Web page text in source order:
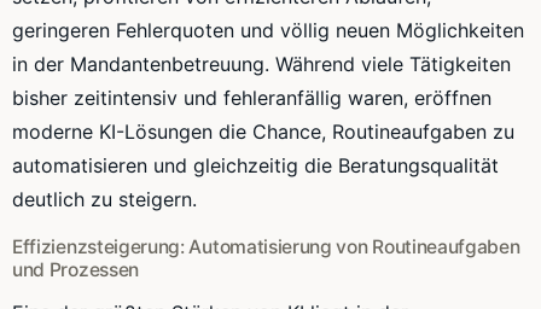
geringeren Fehlerquoten und völlig neuen Möglichkeiten
in der Mandantenbetreuung. Während viele Tätigkeiten
bisher zeitintensiv und fehleranfällig waren, eröffnen
moderne KI-Lösungen die Chance, Routineaufgaben zu
automatisieren und gleichzeitig die Beratungsqualität
deutlich zu steigern.
Effizienzsteigerung: Automatisierung von Routineaufgaben
und Prozessen